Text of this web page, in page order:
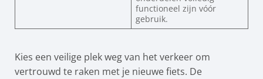
functioneel zijn vóór
gebruik.
Kies een veilige plek weg van het verkeer om
vertrouwd te raken met je nieuwe fiets. De